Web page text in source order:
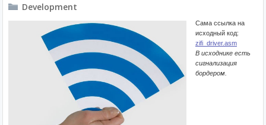
Development
Сама ссылка на
исходный код:
zifi_driver.asm
В исходнике есть
сигнализация
бордером.